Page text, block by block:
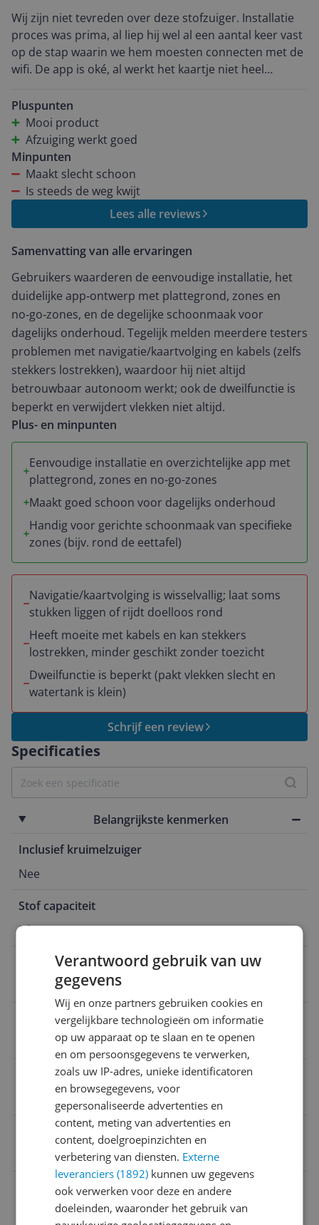
Specificaties
Belangrijkste kenmerken
Inclusief kruimelzuiger
Nee
Stof capaciteit
3 l
Gebruikstijd accu hoogste stand
180 min
Geluidsniveau
Snoerlengte
Gewicht
Reinigt ondergronden
Harde vloeren
goed schoon maakt, vertrouwde ik het hierdoor niet
om hem aan te zetten als wij niet thuis waren en
daarvoor wilde ik hem juist gebruiken. Voor mij dus
helaas geen aanrader!
Wij zijn niet tevreden over deze stofzuiger. Installatie
proces was prima, al liep hij wel al een aantal keer vast
op de stap waarin we hem moesten connecten met de
wifi. De app is oké, al werkt het kaartje niet heel
het kaartje in te regelen. Verder heeft deze app alles
wat je zou verwachten. Echter blijkt het voor deze
stofzuiger heel lastig om het kaartje ook daadwerkelijk
te volgen. Tijdens de periode dat wij deze stofzuiger
hebben getest heeft hij geen een keer het volledige
oppervlakte schoongemaakt. Vaak reed hij doelloos
rondjes of maakte ie 30 cm2 vaak achter elkaar
schoon. Wij zijn gewend dat een dergelijk product out
niet waar kunnen maken.
Pluspunten
Mooi product
Afzuiging werkt goed
Minpunten
Maakt slecht schoon
Is steeds de weg kwijt
Lees alle reviews
Samenvatting van alle ervaringen
Gebruikers waarderen de eenvoudige installatie, het
duidelijke app‑ontwerp met plattegrond, zones en
no‑go‑zones, en de degelijke schoonmaak voor
dagelijks onderhoud. Tegelijk melden meerdere testers
problemen met navigatie/kaartvolging en kabels (zelfs
stekkers lostrekken), waardoor hij niet altijd
betrouwbaar autonoom werkt; ook de dweilfunctie is
beperkt en verwijdert vlekken niet altijd.
Plus- en minpunten
Eenvoudige installatie en overzichtelijke app met
plattegrond, zones en no-go-zones
Maakt goed schoon voor dagelijks onderhoud
Handig voor gerichte schoonmaak van specifieke
zones (bijv. rond de eettafel)
Navigatie/kaartvolging is wisselvallig; laat soms
stukken liggen of rijdt doelloos rond
Heeft moeite met kabels en kan stekkers
lostrekken, minder geschikt zonder toezicht
Dweilfunctie is beperkt (pakt vlekken slecht en
watertank is klein)
Schrijf een review
Verantwoord gebruik van uw
gegevens
Wij en onze partners gebruiken cookies en
vergelijkbare technologieën om informatie
op uw apparaat op te slaan en te openen
en om persoonsgegevens te verwerken,
zoals uw IP-adres, unieke identificatoren
en browsegegevens, voor
gepersonaliseerde advertenties en
content, meting van advertenties en
content, doelgroepinzichten en
verbetering van diensten. Externe
leveranciers (1892) kunnen uw gegevens
ook verwerken voor deze en andere
doeleinden, waaronder het gebruik van